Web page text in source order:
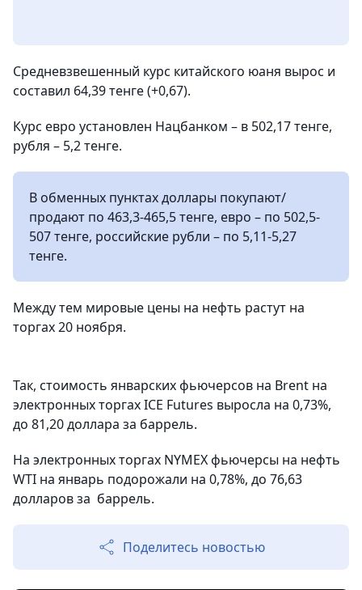
Средневзвешенный курс китайского юаня вырос и
составил 64,39 тенге (+0,67).
Курс евро установлен Нацбанком – в 502,17 тенге,
рубля – 5,2 тенге.
В обменных пунктах доллары покупают/
продают по 463,3-465,5 тенге, евро – по 502,5-
507 тенге, российские рубли – по 5,11-5,27
тенге.
Между тем мировые цены на нефть растут на
торгах 20 ноября.
Так, стоимость январских фьючерсов на Brent на
электронных торгах ICE Futures выросла на 0,73%,
до 81,20 доллара за баррель.
На электронных торгах NYMEX фьючерсы на нефть
WTI на январь подорожали на 0,78%, до 76,63
долларов за баррель.
Поделитесь новостью